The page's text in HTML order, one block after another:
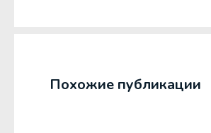
Похожие публикации